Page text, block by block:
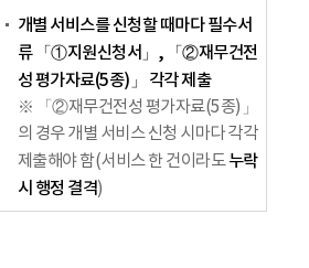
개별 서비스를 신청할 때마다 필수서
류 「①지원신청서」, 「②재무건전
성 평가자료(5종)」 각각 제출
※ 「②재무건전성 평가자료(5종)」
의 경우 개별 서비스 신청 시마다 각각
제출해야 함(서비스 한 건이라도누락
시 행정 결격)